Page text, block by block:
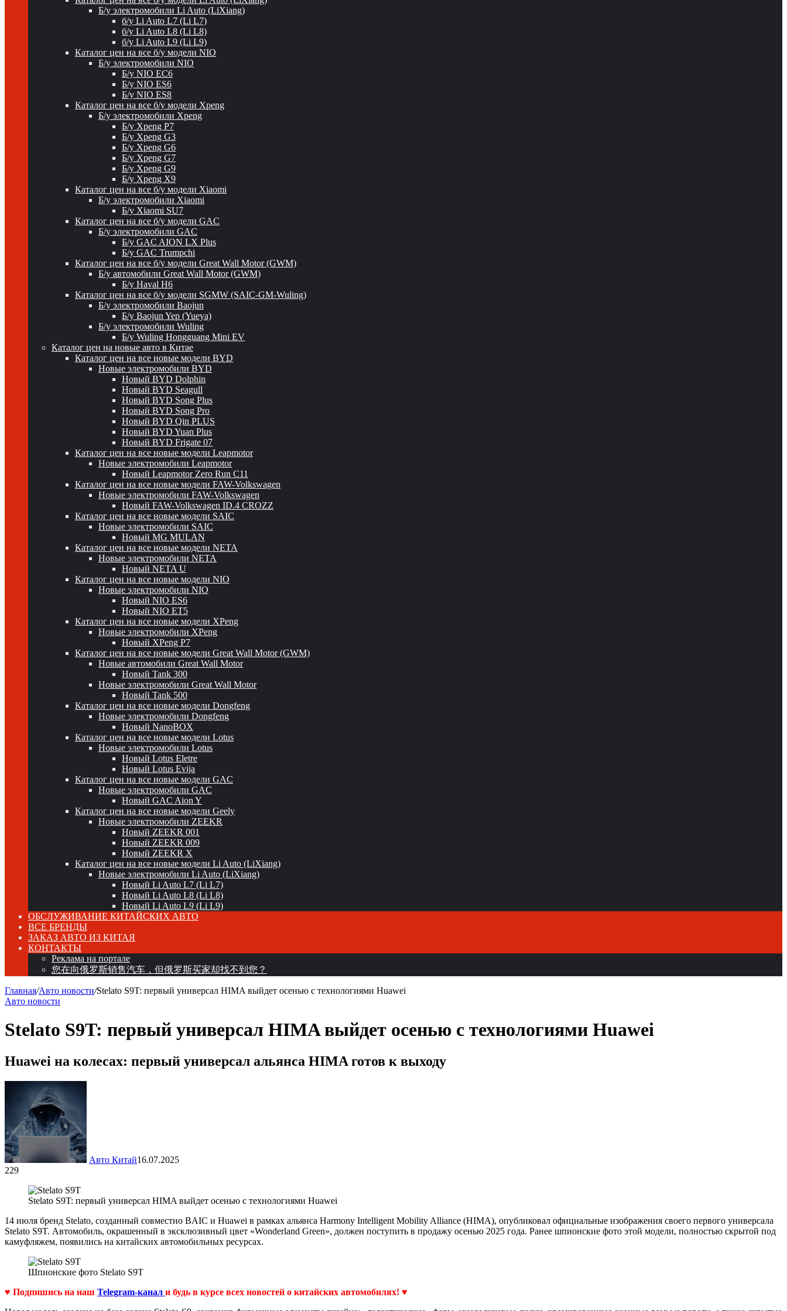
Б/у электромобили Li Auto (LiXiang)
б/у Li Auto L7 (Li L7)
б/у Li Auto L8 (Li L8)
б/у Li Auto L9 (Li L9)
Каталог цен на все б/у модели NIO
Б/у электромобили NIO
Б/у NIO EC6
Б/у NIO ES6
Б/у NIO ES8
Каталог цен на все б/у модели Xpeng
Б/у электромобили Xpeng
Б/у Xpeng P7
Б/у Xpeng G3
Б/у Xpeng G6
Б/у Xpeng G7
Б/у Xpeng G9
Б/у Xpeng X9
Каталог цен на все б/у модели Xiaomi
Б/у электромобили Xiaomi
Б/у Xiaomi SU7
Каталог цен на все б/у модели GAC
Б/у электромобили GAC
Б/у GAC AION LX Plus
Б/у GAC Trumpchi
Каталог цен на все б/у модели Great Wall Motor (GWM)
Б/у автомобили Great Wall Motor (GWM)
Б/у Haval H6
Каталог цен на все б/у модели SGMW (SAIC-GM-Wuling)
Б/у электромобили Baojun
Б/у Baojun Yep (Yueya)
Б/у электромобили Wuling
Б/у Wuling Hongguang Mini EV
Каталог цен на новые авто в Китае
Каталог цен на все новые модели BYD
Новые электромобили BYD
Новый BYD Dolphin
Новый BYD Seagull
Новый BYD Song Plus
Новый BYD Song Pro
Новый BYD Qin PLUS
Новый BYD Yuan Plus
Новый BYD Frigate 07
Каталог цен на все новые модели Leapmotor
Новые электромобили Leapmotor
Новый Leapmotor Zero Run C11
Каталог цен на все новые модели FAW-Volkswagen
Новые электромобили FAW-Volkswagen
Новый FAW-Volkswagen ID.4 CROZZ
Каталог цен на все новые модели SAIC
Новые электромобили SAIC
Новый MG MULAN
Каталог цен на все новые модели NETA
Новые электромобили NETA
Новый NETA U
Каталог цен на все новые модели NIO
Новые электромобили NIO
Новый NIO ES6
Новый NIO ET5
Каталог цен на все новые модели XPeng
Новые электромобили XPeng
Новый XPeng P7
Каталог цен на все новые модели Great Wall Motor (GWM)
Новые автомобили Great Wall Motor
Новый Tank 300
Новые электромобили Great Wall Motor
Новый Tank 500
Каталог цен на все новые модели Dongfeng
Новые электромобили Dongfeng
Новый NanoBOX
Каталог цен на все новые модели Lotus
Новые электромобили Lotus
Новый Lotus Eletre
Новый Lotus Evija
Каталог цен на все новые модели GAC
Новые электромобили GAC
Новый GAC Aion Y
Каталог цен на все новые модели Geely
Новые электромобили ZEEKR
Новый ZEEKR 001
Новый ZEEKR 009
Новый ZEEKR X
Каталог цен на все новые модели Li Auto (LiXiang)
Новые электромобили Li Auto (LiXiang)
Новый Li Auto L7 (Li L7)
Новый Li Auto L8 (Li L8)
Новый Li Auto L9 (Li L9)
ОБСЛУЖИВАНИЕ КИТАЙСКИХ АВТО
ВСЕ БРЕНДЫ
ЗАКАЗ АВТО ИЗ КИТАЯ
КОНТАКТЫ
Реклама на портале
您在向俄罗斯销售汽车，但俄罗斯买家却找不到您？
Главная/Авто новости/Stelato S9T: первый универсал HIMA выйдет осенью с технологиями Huawei
Авто новости
Stelato S9T: первый универсал HIMA выйдет осенью с технологиями Huawei
Huawei на колесах: первый универсал альянса HIMA готов к выходу
Авто Китай16.07.2025
229
Stelato S9T: первый универсал HIMA выйдет осенью с технологиями Huawei
14 июля бренд Stelato, созданный совместно BAIC и Huawei в рамках альянса Harmony Intelligent Mobility Alliance (HIMA), опубликовал официальные изображения своего первого универсала
Stelato S9T. Автомобиль, окрашенный в эксклюзивный цвет «Wonderland Green», должен поступить в продажу осенью 2025 года. Ранее шпионские фото этой модели, полностью скрытой под
камуфляжем, появились на китайских автомобильных ресурсах.
Шпионские фото Stelato S9T
♥ Подпишись на наш Telegram-канал и будь в курсе всех новостей о китайских автомобилях! ♥